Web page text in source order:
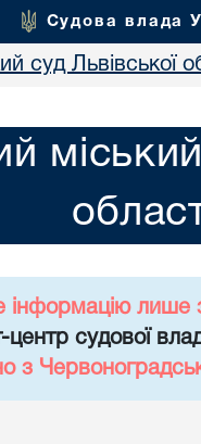
Судова влада
суд Львівської
міський
інформацію лише
судової
з